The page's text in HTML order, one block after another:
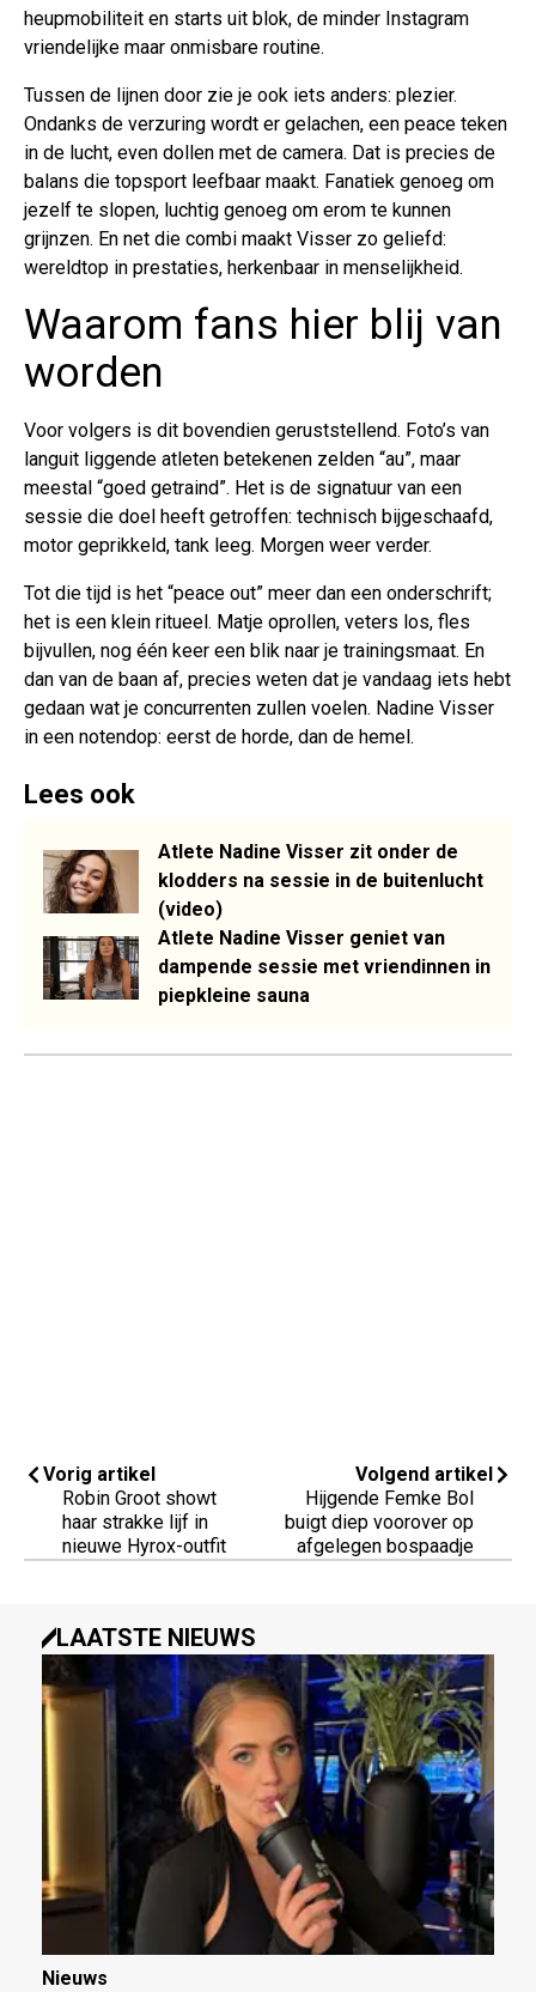
heupmobiliteit en starts uit blok, de minder Instagram
vriendelijke maar onmisbare routine.
Tussen de lijnen door zie je ook iets anders: plezier.
Ondanks de verzuring wordt er gelachen, een peace teken
in de lucht, even dollen met de camera. Dat is precies de
balans die topsport leefbaar maakt. Fanatiek genoeg om
jezelf te slopen, luchtig genoeg om erom te kunnen
grijnzen. En net die combi maakt Visser zo geliefd:
wereldtop in prestaties, herkenbaar in menselijkheid.
Waarom fans hier blij van
worden
Voor volgers is dit bovendien geruststellend. Foto’s van
languit liggende atleten betekenen zelden “au”, maar
meestal “goed getraind”. Het is de signatuur van een
sessie die doel heeft getroffen: technisch bijgeschaafd,
motor geprikkeld, tank leeg. Morgen weer verder.
Tot die tijd is het “peace out” meer dan een onderschrift;
het is een klein ritueel. Matje oprollen, veters los, fles
bijvullen, nog één keer een blik naar je trainingsmaat. En
dan van de baan af, precies weten dat je vandaag iets hebt
gedaan wat je concurrenten zullen voelen. Nadine Visser
in een notendop: eerst de horde, dan de hemel.
Lees ook
Atlete Nadine Visser zit onder de
klodders na sessie in de buitenlucht
(video)
Atlete Nadine Visser geniet van
dampende sessie met vriendinnen in
piepkleine sauna
Vorig artikel
Robin Groot showt
haar strakke lijf in
nieuwe Hyrox-outfit
Volgend artikel
Hijgende Femke Bol
buigt diep voorover op
afgelegen bospaadje
LAATSTE NIEUWS
Nieuws